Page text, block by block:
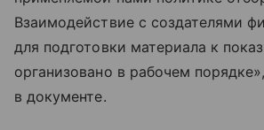
Взаимодействие с создателями
для подготовки материала к
организовано в рабочем
в документе.